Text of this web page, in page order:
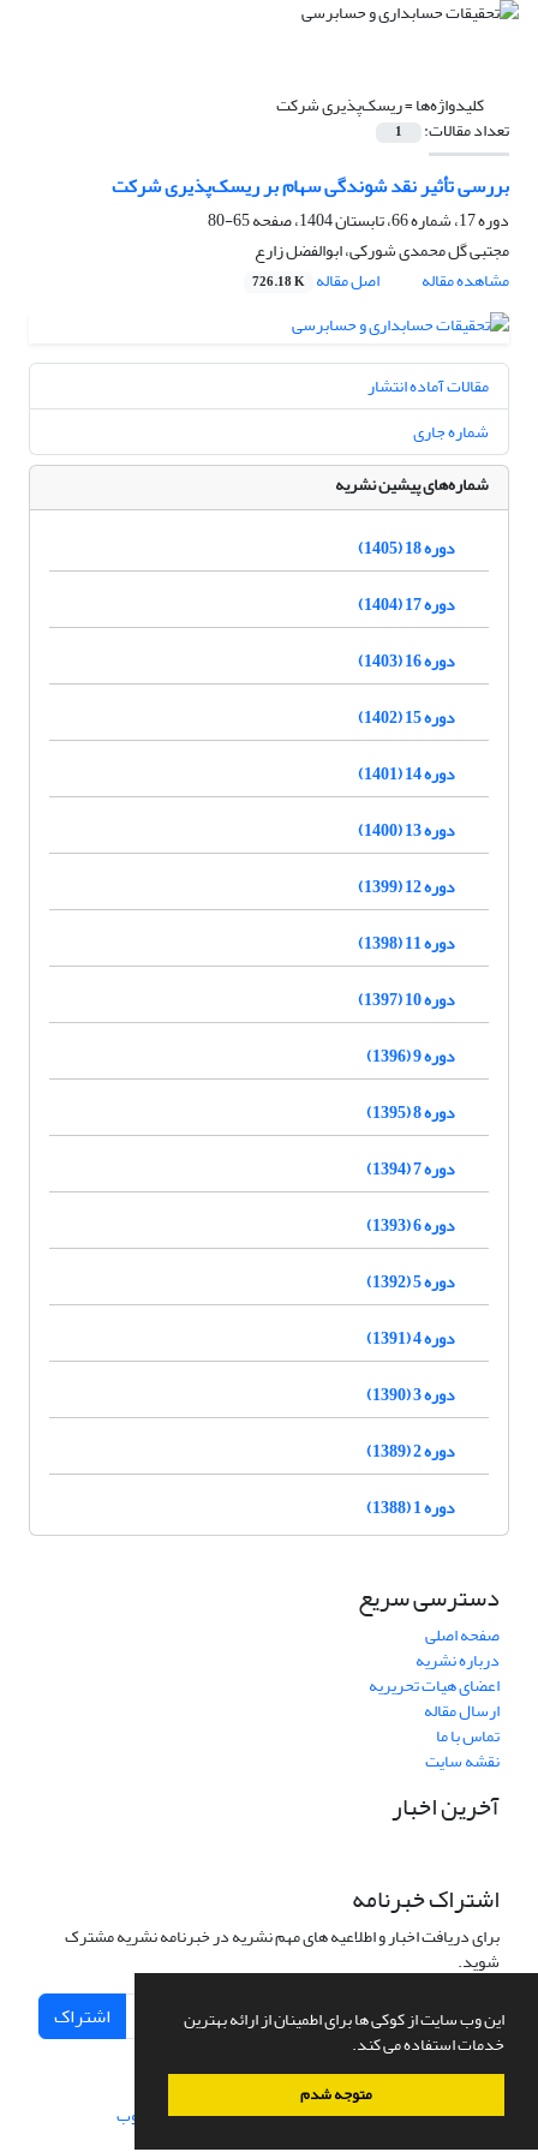
این وب سایت از کوکی ها برای اطمینان از ارائه بهترین
خدمات استفاده می کند.
متوجه شدم
کلیدواژه‌ها =ریسک‌پذیری شرکت
تعداد مقالات: 1
بررسی تأثیر نقد شوندگی سهام بر ریسک‌پذیری شرکت
دوره 17، شماره 66، تابستان 1404، صفحه
65-80
مجتبی گل محمدی شورکی، ابوالفضل زارع
مشاهده مقاله
اصل مقاله 726.18 K
مقالات آماده انتشار
شماره جاری
شماره‌های پیشین نشریه
دوره 18 (1405)
دوره 17 (1404)
دوره 16 (1403)
دوره 15 (1402)
دوره 14 (1401)
دوره 13 (1400)
دوره 12 (1399)
دوره 11 (1398)
دوره 10 (1397)
دوره 9 (1396)
دوره 8 (1395)
دوره 7 (1394)
دوره 6 (1393)
دوره 5 (1392)
دوره 4 (1391)
دوره 3 (1390)
دوره 2 (1389)
دوره 1 (1388)
دسترسی سریع
صفحه اصلی
درباره نشریه
اعضای هیات تحریریه
ارسال مقاله
تماس با ما
نقشه سایت
آخرین اخبار
اشتراک خبرنامه
برای دریافت اخبار و اطلاعیه های مهم نشریه در خبرنامه نشریه مشترک
شوید.
اشتراک
سامانه مدیریت نشریات علمی.طراحی و پیاده سازی از سیناوب